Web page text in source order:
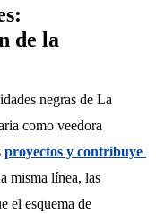
de la
negras de La
como veedora
proyectos y contribuye
misma línea, las
el esquema de